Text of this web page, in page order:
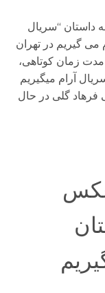
داستان “سریال
می گیریم در تهران
زمان کوتاهی،
آرام میگیریم
فرهاد گلی در حال
عکس